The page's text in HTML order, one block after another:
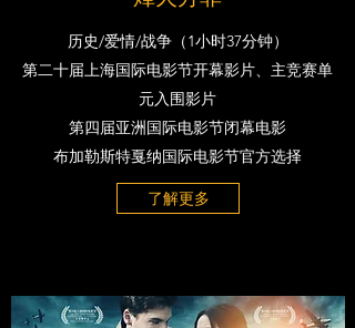
历史/爱情/战争（1小时37分钟）
第二十届上海国际电影节开幕影片、主竞赛单
元入围影片
第四届亚洲国际电影节闭幕电影
布加勒斯特戛纳国际电影节官方选择
了解更多